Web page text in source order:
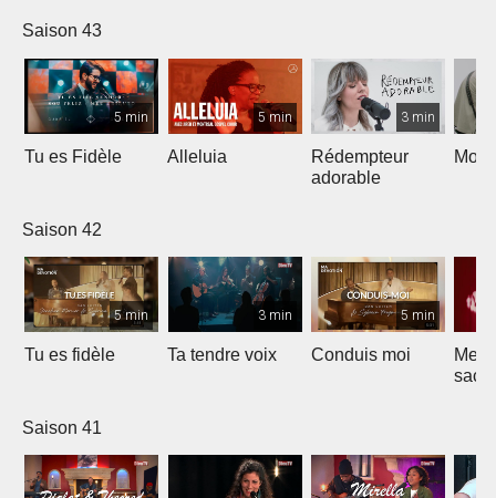
Saison 43
5 min
Tu es Fidèle
5 min
Alleluia
3 min
Rédempteur
adorable
Mon
Saison 42
5 min
Tu es fidèle
3 min
Ta tendre voix
5 min
Conduis moi
Saison 41